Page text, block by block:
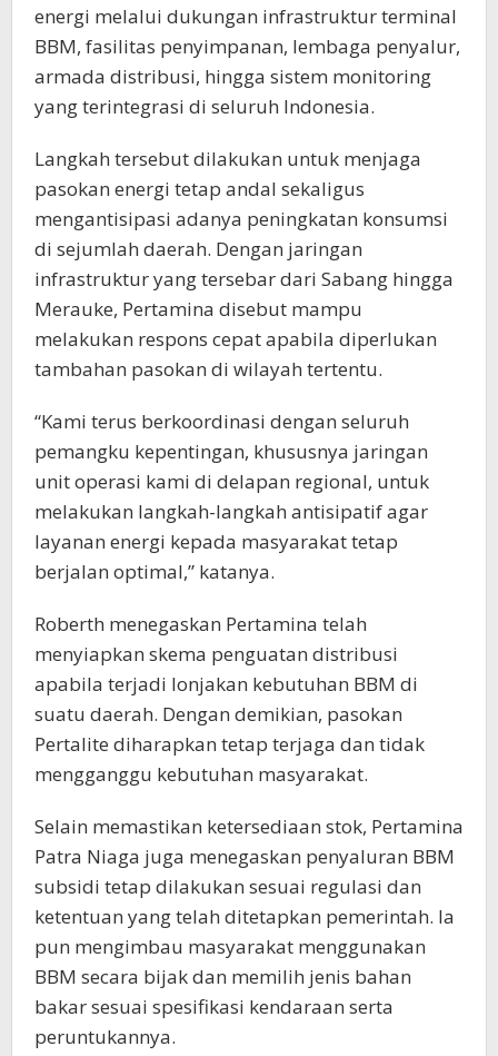
energi melalui dukungan infrastruktur terminal
BBM, fasilitas penyimpanan, lembaga penyalur,
armada distribusi, hingga sistem monitoring
yang terintegrasi di seluruh Indonesia.
Langkah tersebut dilakukan untuk menjaga
pasokan energi tetap andal sekaligus
mengantisipasi adanya peningkatan konsumsi
di sejumlah daerah. Dengan jaringan
infrastruktur yang tersebar dari Sabang hingga
Merauke, Pertamina disebut mampu
melakukan respons cepat apabila diperlukan
tambahan pasokan di wilayah tertentu.
“Kami terus berkoordinasi dengan seluruh
pemangku kepentingan, khususnya jaringan
unit operasi kami di delapan regional, untuk
melakukan langkah-langkah antisipatif agar
layanan energi kepada masyarakat tetap
berjalan optimal,” katanya.
Roberth menegaskan Pertamina telah
menyiapkan skema penguatan distribusi
apabila terjadi lonjakan kebutuhan BBM di
suatu daerah. Dengan demikian, pasokan
Pertalite diharapkan tetap terjaga dan tidak
mengganggu kebutuhan masyarakat.
Selain memastikan ketersediaan stok, Pertamina
Patra Niaga juga menegaskan penyaluran BBM
subsidi tetap dilakukan sesuai regulasi dan
ketentuan yang telah ditetapkan pemerintah. Ia
pun mengimbau masyarakat menggunakan
BBM secara bijak dan memilih jenis bahan
bakar sesuai spesifikasi kendaraan serta
peruntukannya.